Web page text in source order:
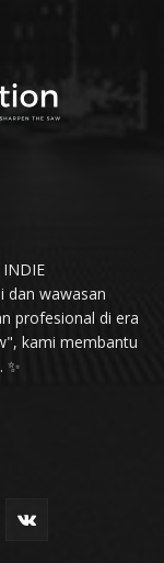
dan wawasan
profesional di era
kami membantu
✨